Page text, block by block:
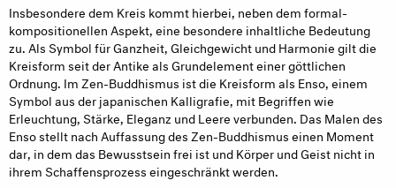
Insbesondere dem Kreis kommt hierbei, neben dem formal-
kompositionellen Aspekt, eine besondere inhaltliche Bedeutung
zu. Als Symbol für Ganzheit, Gleichgewicht und Harmonie gilt die
Kreisform seit der Antike als Grundelement einer göttlichen
Ordnung. Im Zen-Buddhismus ist die Kreisform als Enso, einem
Symbol aus der japanischen Kalligrafie, mit Begriffen wie
Erleuchtung, Stärke, Eleganz und Leere verbunden. Das Malen des
Enso stellt nach Auffassung des Zen-Buddhismus einen Moment
dar, in dem das Bewusstsein frei ist und Körper und Geist nicht in
ihrem Schaffensprozess eingeschränkt werden.